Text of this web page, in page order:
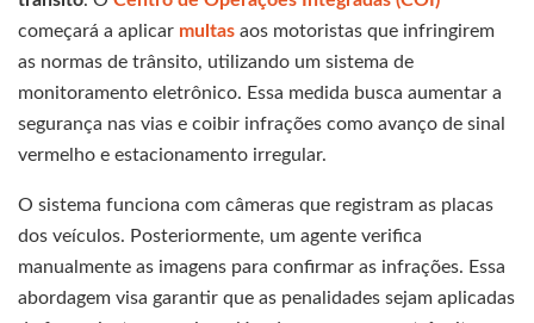
começará a aplicar multas aos motoristas que infringirem
as normas de trânsito, utilizando um sistema de
monitoramento eletrônico. Essa medida busca aumentar a
segurança nas vias e coibir infrações como avanço de sinal
vermelho e estacionamento irregular.
O sistema funciona com câmeras que registram as placas
dos veículos. Posteriormente, um agente verifica
manualmente as imagens para confirmar as infrações. Essa
abordagem visa garantir que as penalidades sejam aplicadas